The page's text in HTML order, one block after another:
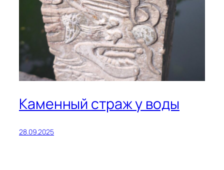
Каменный страж у воды
28.09.2025